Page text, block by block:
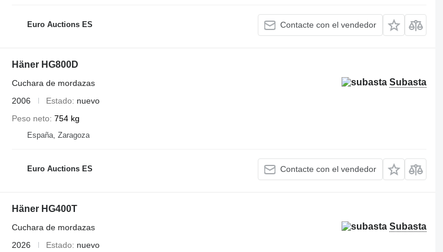
Euro Auctions ES Contacte con el vendedor
Häner HG800D
Subasta
Cuchara de mordazas
2006
Estado
nuevo
Peso neto 754 kg
España, Zaragoza
Euro Auctions ES Contacte con el vendedor
Häner HG400T
Subasta
Cuchara de mordazas
2026
Estado nuevo